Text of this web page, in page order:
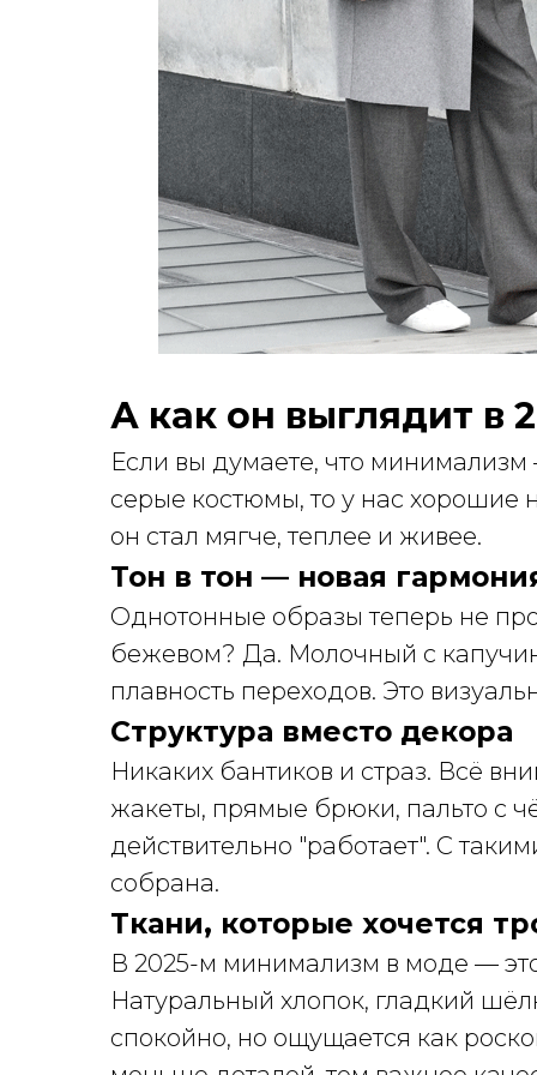
А как он выглядит в
Если вы думаете, что
серые костюмы, то у нас хорошие
он стал мягче, теплее и живее.
Тон в тон — новая
Однотонные образы теперь не
бежевом? Да. Молочный с
плавность переходов. Это
Структура вместо декора
Никаких бантиков и страз. Всё
жакеты, прямые брюки, пальто с
действительно "работает". С
собрана.
Ткани, которые хочется
В 2025-м минимализм в моде —
Натуральный хлопок, гладкий
спокойно, но ощущается как